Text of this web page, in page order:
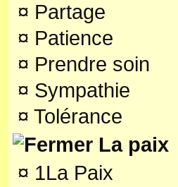
¤ Partage
¤ Patience
¤ Prendre soin
¤ Sympathie
¤ Tolérance
La paix
¤ 1La Paix